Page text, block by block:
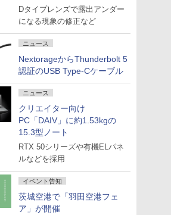
Dタイプレンズで露出アンダー
になる現象の修正など
ニュース
NextorageからThunderbolt 5
認証のUSB Type-Cケーブル
ニュース
クリエイター向け
PC「DAIV」に約1.53kgの
15.3型ノート
RTX 50シリーズや有機ELパネ
ルなどを採用
イベント告知
茨城空港で「羽田空港フェ
ア」が開催